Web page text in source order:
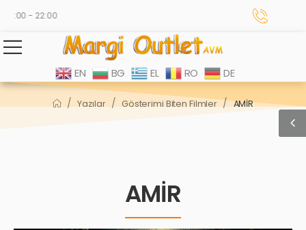
- 22:00
EN BG EL RO DE
/ Yazılar / Gösterimi Biten Filmler / AMİR
AMİR